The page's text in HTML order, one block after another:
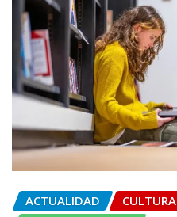
ACTUALIDAD CULTURA